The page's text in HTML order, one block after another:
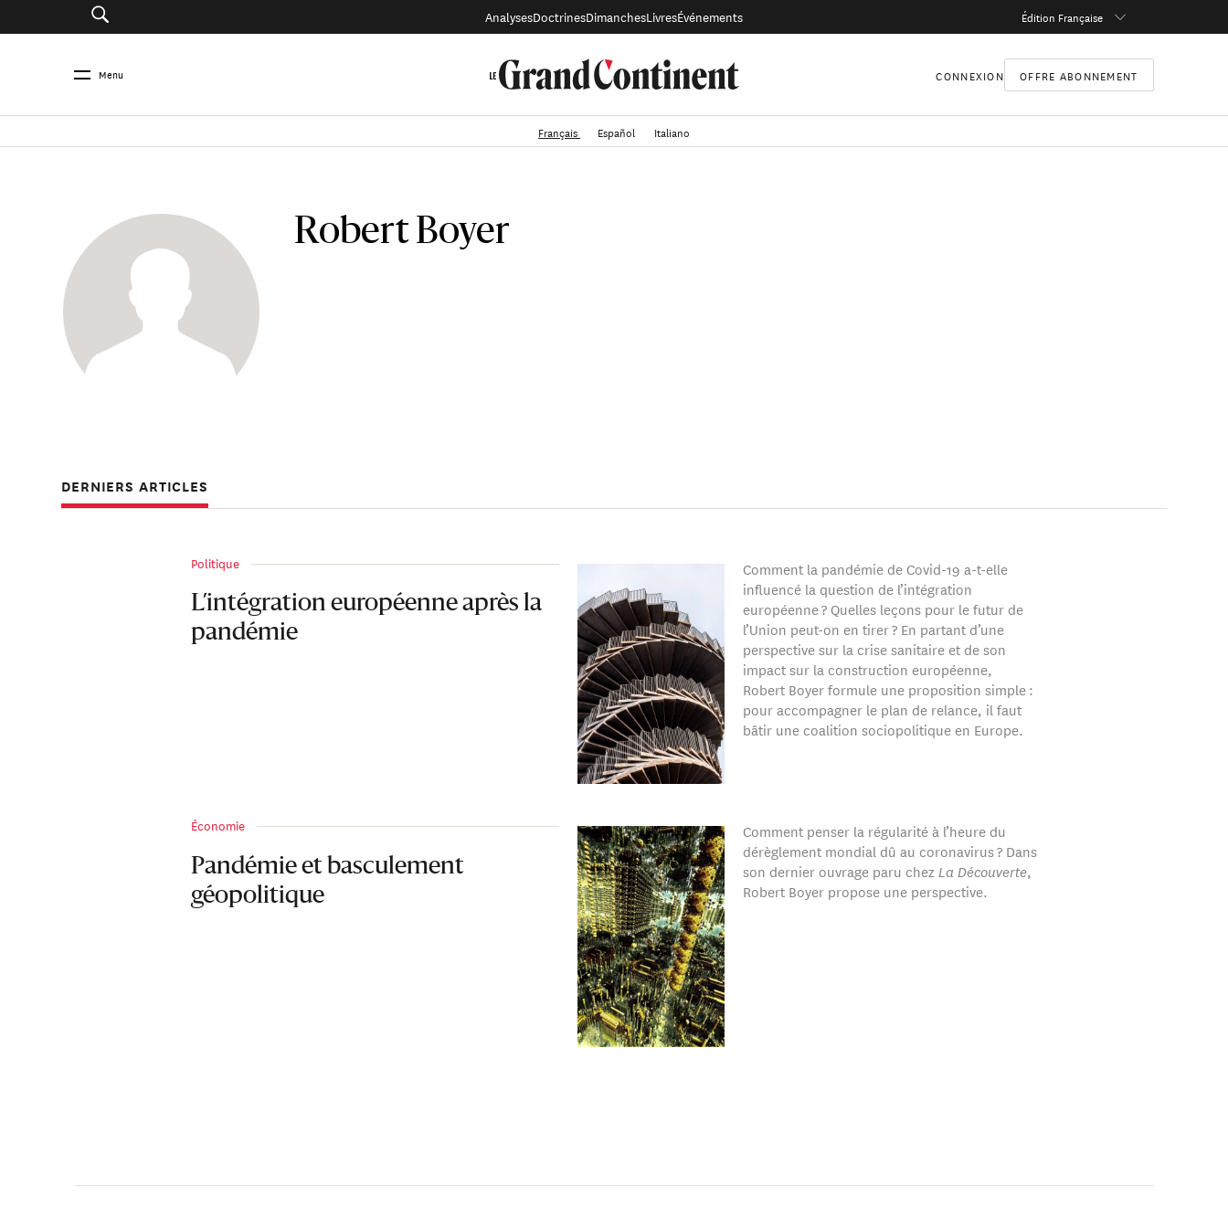
AnalysesDoctrinesDimanchesLivresÉvénements Édition Française
Menu CONNEXION OFFRE ABONNEMENT
Français Español Italiano
Robert Boyer
DERNIERS ARTICLES
Politique
L’intégration européenne après la
pandémie
Comment la pandémie de Covid-19 a-t-elle
influencé la question de l’intégration
européenne ? Quelles leçons pour le futur de
l’Union peut-on en tirer ? En partant d’une
perspective sur la crise sanitaire et de son
impact sur la construction européenne,
Robert Boyer formule une proposition simple :
pour accompagner le plan de relance, il faut
bâtir une coalition sociopolitique en Europe.
Économie
Pandémie et basculement
géopolitique
Comment penser la régularité à l’heure du
dérèglement mondial dû au coronavirus ? Dans
son dernier ouvrage paru chezLa Découverte,
Robert Boyer propose une perspective.